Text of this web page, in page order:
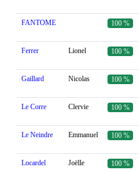
FANTOME 100 %
Ferrer Lionel 100 %
Gaillard Nicolas 100 %
Le Corre Clervie 100 %
Le Neindre Emmanuel 100 %
Locardel Joëlle 100 %